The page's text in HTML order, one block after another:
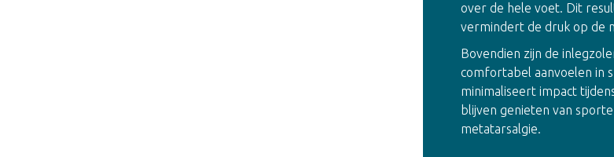
over de hele voet. Dit
vermindert de druk op de
Bovendien zijn de
comfortabel aanvoelen in
minimaliseert impact
blijven genieten van
metatarsalgie.